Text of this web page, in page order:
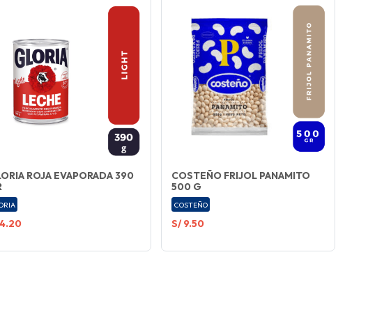
ROJA EVAPORADA 390
COSTEÑO FRIJOL PANAMITO
500 G
COSTEÑO
S/ 9.50